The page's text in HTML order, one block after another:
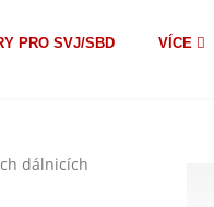
PRO SVJ/SBD VÍCE